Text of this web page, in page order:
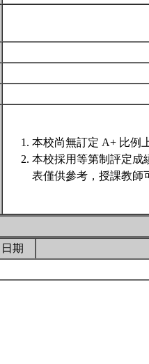
本校尚無訂定 A+ 比例
本校採用等第制評定成
表僅供參考，授課教師
日期